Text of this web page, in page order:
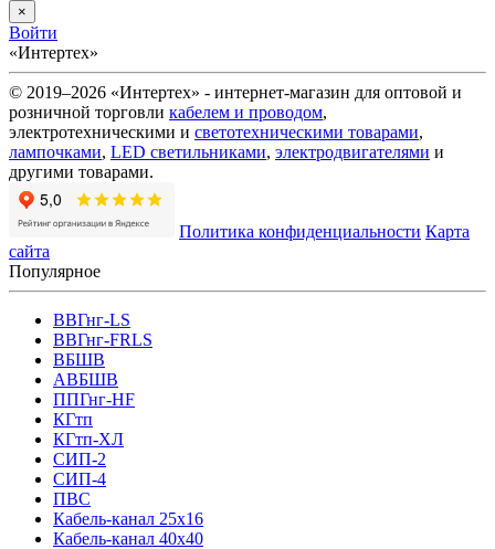
×
Войти
«Интертех»
© 2019–2026 «Интертех» - интернет-магазин для оптовой и
розничной торговли кабелем и проводом,
электротехническими и светотехническими товарами,
лампочками, LED светильниками, электродвигателями и
другими товарами.
Политика конфиденциальности Карта
сайта
Популярное
ВВГнг-LS
ВВГнг-FRLS
ВБШВ
АВБШВ
ППГнг-HF
КГтп
КГтп-ХЛ
СИП-2
СИП-4
ПВС
Кабель-канал 25х16
Кабель-канал 40х40